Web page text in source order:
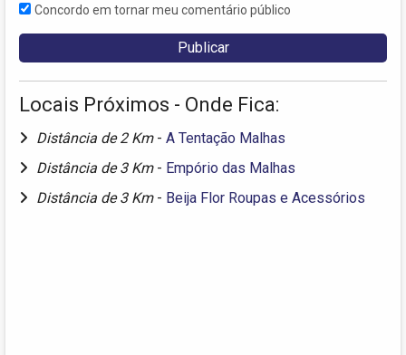
Concordo em tornar meu comentário público
Locais Próximos - Onde Fica:
Distância de 2 Km - A Tentação Malhas
Distância de 3 Km - Empório das Malhas
Distância de 3 Km - Beija Flor Roupas e Acessórios